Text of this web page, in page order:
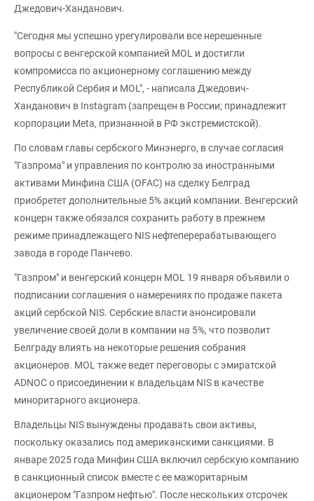
Джедович-Ханданович.
"Сегодня мы успешно урегулировали все нерешенные
вопросы с венгерской компанией MOL и достигли
компромисса по акционерному соглашению между
Республикой Сербия и MOL", - написала Джедович-
Ханданович в Instagram (запрещен в России; принадлежит
корпорации Meta, признанной в РФ экстремистской).
По словам главы сербского Минэнерго, в случае согласия
"Газпрома" и управления по контролю за иностранными
активами Минфина США (OFAC) на сделку Белград
приобретет дополнительные 5% акций компании. Венгерский
концерн также обязался сохранить работу в прежнем
режиме принадлежащего NIS нефтеперерабатывающего
завода в городе Панчево.
"Газпром" и венгерский концерн MOL 19 января объявили о
подписании соглашения о намерениях по продаже пакета
акций сербской NIS. Сербские власти анонсировали
увеличение своей доли в компании на 5%, что позволит
Белграду влиять на некоторые решения собрания
акционеров. MOL также ведет переговоры с эмиратской
ADNOC о присоединении к владельцам NIS в качестве
миноритарного акционера.
Владельцы NIS вынуждены продавать свои активы,
поскольку оказались под американскими санкциями. В
январе 2025 года Минфин США включил сербскую компанию
в санкционный список вместе с ее мажоритарным
акционером "Газпром нефтью". После нескольких отсрочек